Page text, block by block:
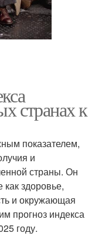
странах к
показателем,
и
страны. Он
здоровье,
и окружающая
прогноз индекса
году.